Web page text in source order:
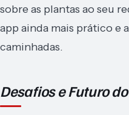
sobre as plantas ao seu
app ainda mais prático e
caminhadas.
Desafios e Futuro